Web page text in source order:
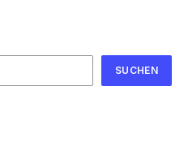
SUCHEN